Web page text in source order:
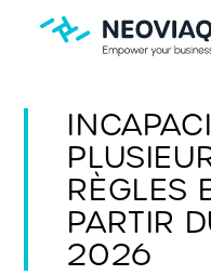
RÈGLES
PARTIR
2026